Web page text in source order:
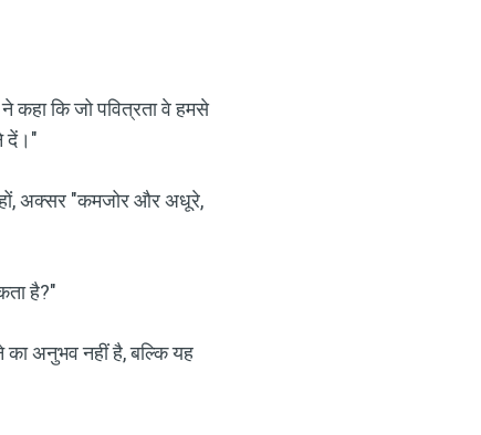
कहा कि जो पवित्रता वे हमसे
दें।"
हों, अक्सर "कमजोर और अधूरे,
है?"
का अनुभव नहीं है, बल्कि यह